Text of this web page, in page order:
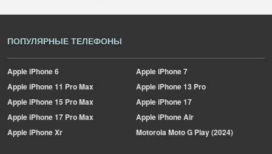
ПОПУЛЯРНЫЕ ТЕЛЕФОНЫ
AppleiPhone 6 AppleiPhone 7
AppleiPhone 11 Pro Max AppleiPhone 13 Pro
AppleiPhone 15 Pro Max AppleiPhone 17
AppleiPhone 17 Pro Max AppleiPhone Air
AppleiPhone Xr MotorolaMoto G Play (2024)